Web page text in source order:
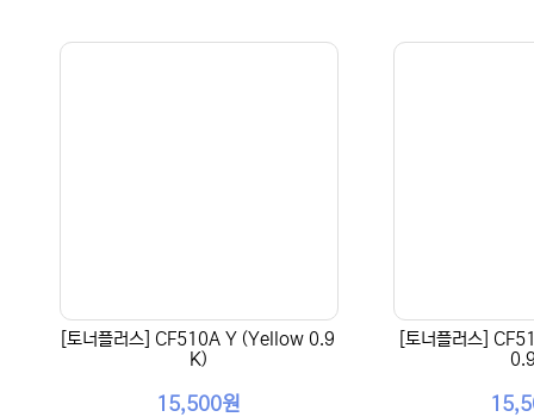
[토너플러스] CF510A Y (Yellow 0.9
K)
15,500원
[토너플러스]